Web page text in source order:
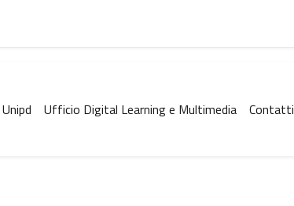
Unipd Ufficio Digital Learning e Multimedia Contatti